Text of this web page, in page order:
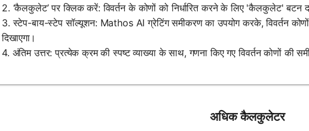
2. ‘कैलकुलेट’ पर क्लिक करें: विवर्तन के कोणों को निर्धारित करने के लिए 'कैलकुलेट' बटन
3. स्टेप-बाय-स्टेप सॉल्यूशन: Mathos AI ग्रेटिंग समीकरण का उपयोग करके, विवर्तन
दिखाएगा।
4. अंतिम उत्तर: प्रत्येक क्रम की स्पष्ट व्याख्या के साथ, गणना किए गए विवर्तन कोणों की
अधिक कैलकुलेटर